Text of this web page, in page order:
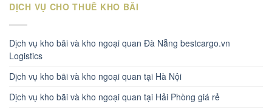
DỊCH VỤ CHO THUÊ KHO BÃI
Dịch vụ kho bãi và kho ngoại quan Đà Nẵng bestcargo.vn
Logistics
Dịch vụ kho bãi và kho ngoại quan tại Hà Nội
Dịch vụ kho bãi và kho ngoại quan tại Hải Phòng giá rẻ